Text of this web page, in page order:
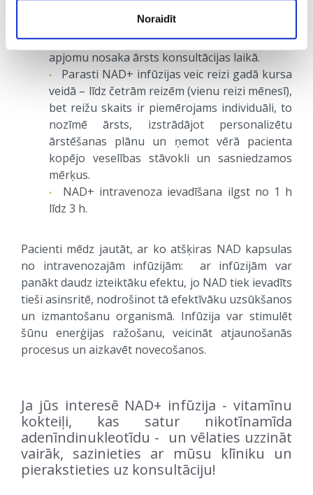
Noraidīt
MVC, MCHC, Leu, Neu, Ly), ALAT, kreatinīns,
GFĀ, Zn (cinks). Precīzu veicamo asins analīžu
apjomu nosaka ārsts konsultācijas laikā.
Parasti NAD+ infūzijas veic reizi gadā kursa
veidā – līdz četrām reizēm (vienu reizi mēnesī),
bet reižu skaits ir piemērojams individuāli, to
nozīmē ārsts, izstrādājot personalizētu
ārstēšanas plānu un ņemot vērā pacienta
kopējo veselības stāvokli un sasniedzamos
mērķus.
NAD+ intravenoza ievadīšana ilgst no 1 h
līdz 3 h.
Pacienti mēdz jautāt, ar ko atšķiras NAD kapsulas
no intravenozajām infūzijām: ar infūzijām var
panākt daudz izteiktāku efektu, jo NAD tiek ievadīts
tieši asinsritē, nodrošinot tā efektīvāku uzsūkšanos
un izmantošanu organismā. Infūzija var stimulēt
šūnu enerģijas ražošanu, veicināt atjaunošanās
procesus un aizkavēt novecošanos.
Ja jūs interesē NAD+ infūzija - vitamīnu
kokteiļi, kas satur nikotīnamīda
adenīndinukleotīdu - un vēlaties uzzināt
vairāk, sazinieties ar mūsu klīniku un
pierakstieties uz konsultāciju!